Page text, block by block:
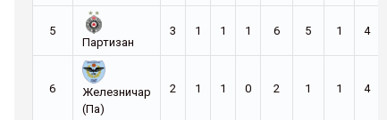
5
Партизан
3 1 1 1 6 5 1 4
6
Железничар
(Па)
2 1 1 0 2 1 1 4